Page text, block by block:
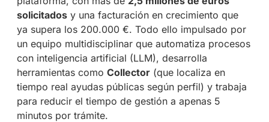
solicitadosy una facturación en crecimiento que
ya supera los 200.000 €. Todo ello impulsado por
un equipo multidisciplinar que automatiza procesos
con inteligencia artificial (LLM), desarrolla
herramientas como Collector(que localiza en
tiempo real ayudas públicas según perfil) y trabaja
para reducir el tiempo de gestión a apenas 5
minutos por trámite.